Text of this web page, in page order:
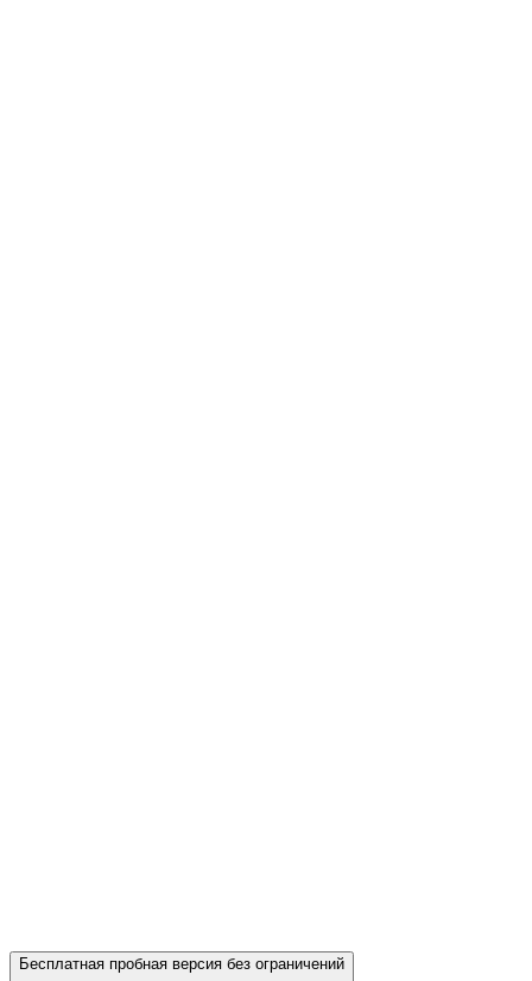
Бесплатная пробная версия без ограничений